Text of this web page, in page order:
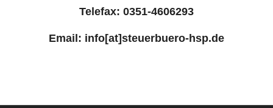
Telefax: 0351-4606293
Email: info[at]steuerbuero-hsp.de